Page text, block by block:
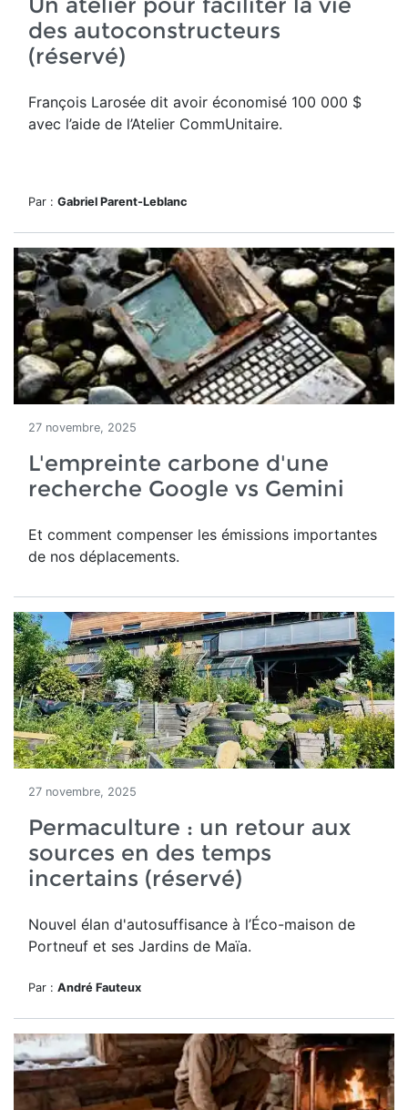
des autoconstructeurs
(réservé)
François Larosée dit avoir économisé 100 000 $
avec l’aide de l’Atelier CommUnitaire.
Par : Gabriel Parent-Leblanc
27 novembre, 2025
L'empreinte carbone d'une
recherche Google vs Gemini
Et comment compenser les émissions importantes
de nos déplacements.
27 novembre, 2025
Permaculture : un retour aux
sources en des temps
incertains (réservé)
Nouvel élan d'autosuffisance à l’Éco-maison de
Portneuf et ses Jardins de Maïa.
Par : André Fauteux